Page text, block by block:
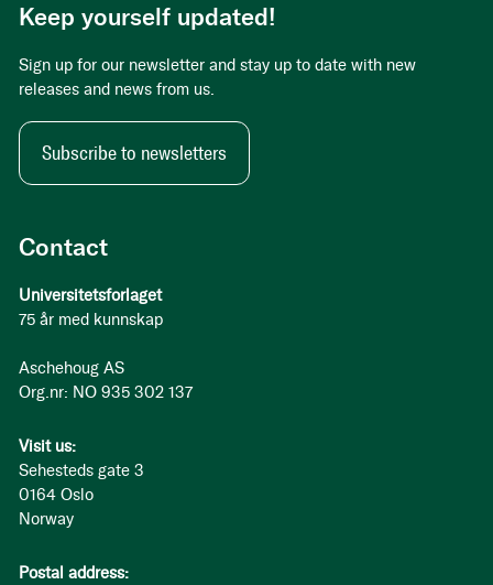
Contact
Universitetsforlaget
75 år med kunnskap
Aschehoug AS
Org.nr: NO 935 302 137
Visit us:
Sehesteds gate 3
0164 Oslo
Norway
Postal address:
Keep yourself updated!
Sign up for our newsletter and stay up to date with new
releases and news from us.
Subscribe to newsletters